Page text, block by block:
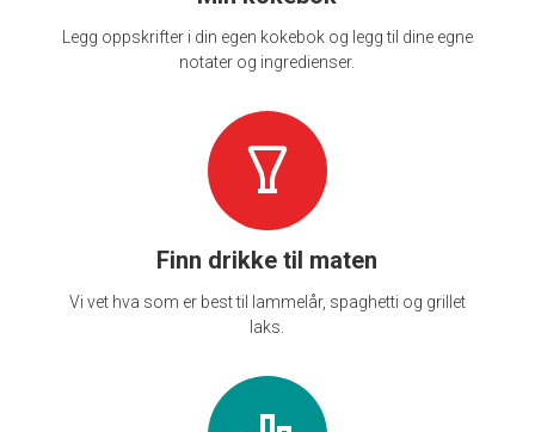
Legg oppskrifter i din egen kokebok og legg til dine egne
notater og ingredienser.
Finn drikke til maten
Vi vet hva som er best til lammelår, spaghetti og grillet
laks.